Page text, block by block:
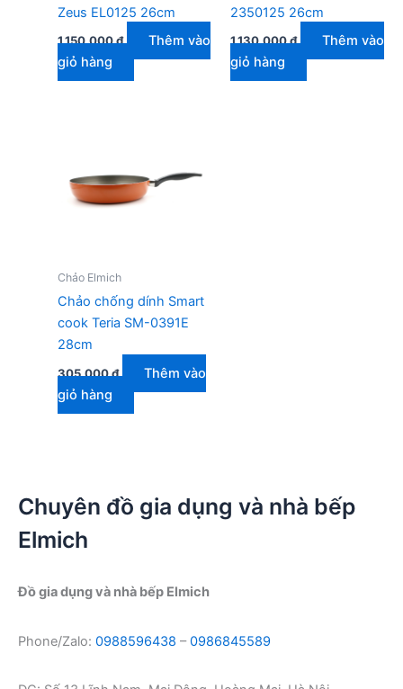
Zeus EL0125 26cm
1.150.000₫
Thêm vào
giỏ hàng
2350125 26cm
1.130.000₫
Thêm vào
giỏ hàng
Chảo Elmich
Chảo chống dính Smart
cook Teria SM-0391E
28cm
305.000₫
Thêm vào
giỏ hàng
Chuyên đồ gia dụng và nhà bếp
Elmich
Đồ gia dụng và nhà bếp Elmich
Phone/Zalo: 0988596438 –0986845589